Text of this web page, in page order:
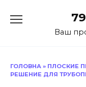
до
Ваш
ГОЛОВНА » ПЛОСКИЕ
РЕШЕНИЕ ДЛЯ